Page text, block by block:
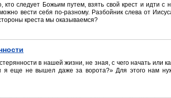
кто следует Божьим путем, взять свой крест и идти
вести себя по-разному. Разбойник слева от
креста мы оказываемся?
в нашей жизни, не зная, с чего начать
я еще не вышел даже за ворота?» Для этого нам